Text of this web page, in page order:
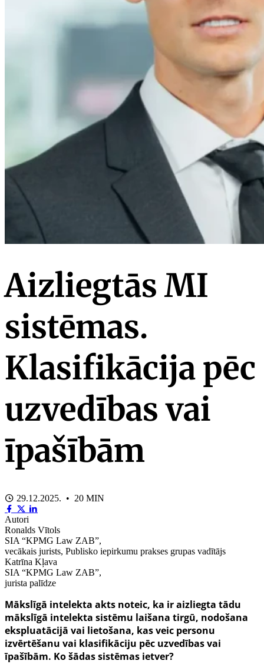
Aizliegtās MI
sistēmas.
Klasifikācija pēc
uzvedības vai
īpašībām
29.12.2025. • 20 MIN
Autori
Ronalds Vītols
SIA “KPMG Law ZAB”,
vecākais jurists, Publisko iepirkumu prakses grupas vadītājs
Katrīna Kļava
SIA “KPMG Law ZAB”,
jurista palīdze
Mākslīgā intelekta akts noteic, ka ir aizliegta tādu
mākslīgā intelekta sistēmu laišana tirgū, nodošana
ekspluatācijā vai lietošana, kas veic personu
izvērtēšanu vai klasifikāciju pēc uzvedības vai
īpašībām. Ko šādas sistēmas ietver?